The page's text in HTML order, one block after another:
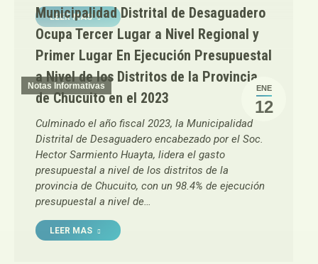
LEER MAS
ENE
12
Notas Informativas
Municipalidad Distrital de Desaguadero
Ocupa Tercer Lugar a Nivel Regional y
Primer Lugar En Ejecución Presupuestal
a Nivel de los Distritos de la Provincia
de Chucuito en el 2023
Culminado el año fiscal 2023, la Municipalidad
Distrital de Desaguadero encabezado por el Soc.
Hector Sarmiento Huayta, lidera el gasto
presupuestal a nivel de los distritos de la
provincia de Chucuito, con un 98.4% de ejecución
presupuestal a nivel de…
LEER MAS